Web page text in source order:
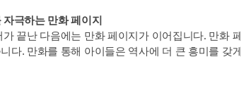
자극하는 만화 페이지
가 끝난 다음에는 만화 페이지가 이어집니다. 만화
다. 만화를 통해 아이들은 역사에 더 큰 흥미를 갖